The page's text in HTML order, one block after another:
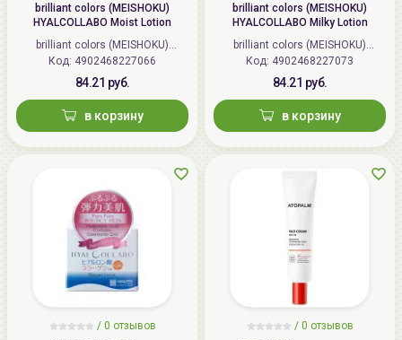
brilliant colors (MEISHOKU)
HYALCOLLABO Moist Lotion
brilliant colors (MEISHOKU)
(Япония)
Код: 4902468227066
84.21 руб.
в корзину
brilliant colors (MEISHOKU)
HYALCOLLABO Milky Lotion
brilliant colors (MEISHOKU)
(Япония)
Код: 4902468227073
84.21 руб.
в корзину
/ 0 отзывов
/ 0 отзывов